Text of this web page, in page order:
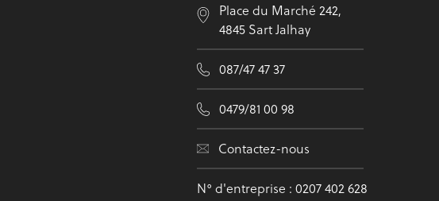
Place du Marché 242,
4845 Sart Jalhay
087/47 47 37
0479/81 00 98
Contactez-nous
N° d'entreprise : 0207 402 628